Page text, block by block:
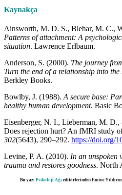
Kaynakça
Ainsworth, M. D. S., Blehar, M. C.,
Patterns of attachment: A
situation. Lawrence Erlbaum.
Anderson, S. (2000). The journey
Turn the end of a relationship into
Berkley Books.
Bowlby, J. (1988). A secure base:
healthy human development. Basic
Eisenberger, N. I., Lieberman, M.
Does rejection hurt? An fMRI study
302(5643), 290–292. https://doi.org/
Levine, P. A. (2010). In an unspoken
trauma and restores goodness. North
Bu yazı Psikoloji Ağı editörlerinden Emine